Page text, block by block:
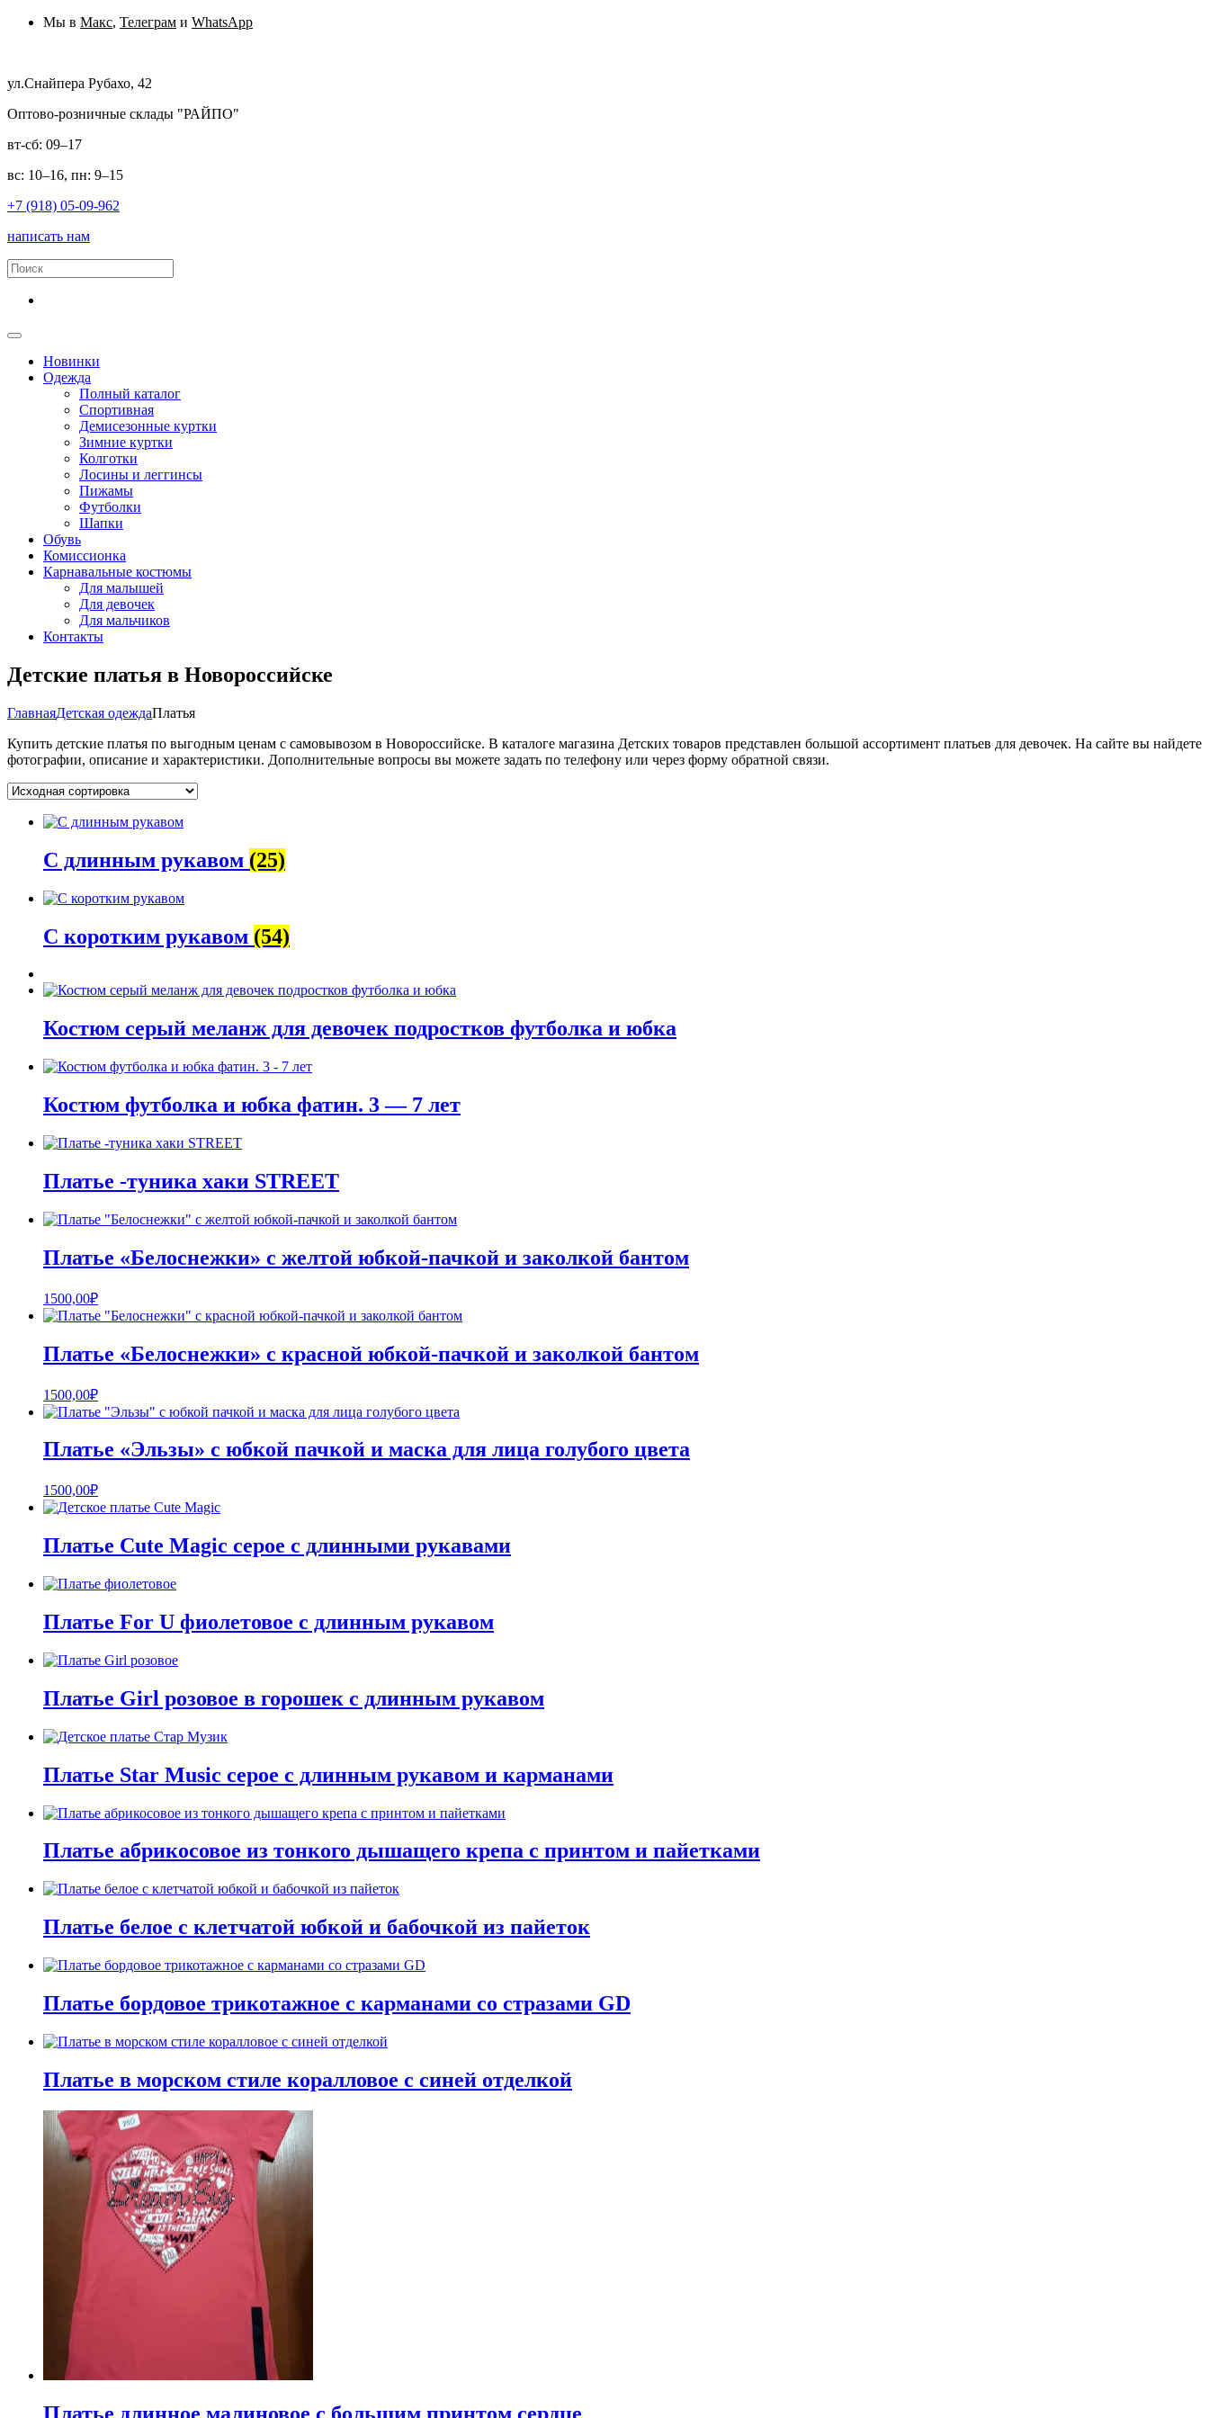
Мы в Макс, Телеграм и WhatsApp
ул.Снайпера Рубахо, 42
Оптово-розничные склады "РАЙПО"
вт-сб: 09–17
вс: 10–16, пн: 9–15
+7 (918) 05-09-962
написать нам
Новинки
Одежда
Полный каталог
Спортивная
Демисезонные куртки
Зимние куртки
Колготки
Лосины и леггинсы
Пижамы
Футболки
Шапки
Обувь
Комиссионка
Карнавальные костюмы
Для малышей
Для девочек
Для мальчиков
Контакты
Детские платья в Новороссийске
ГлавнаяДетская одеждаПлатья
Купить детские платья по выгодным ценам с самовывозом в Новороссийске. В каталоге магазина Детских товаров представлен большой ассортимент платьев для девочек. На сайте вы найдете
фотографии, описание и характеристики. Дополнительные вопросы вы можете задать по телефону или через форму обратной связи.
С длинным рукавом (25)
С коротким рукавом (54)
Костюм серый меланж для девочек подростков футболка и юбка
Костюм футболка и юбка фатин. 3 — 7 лет
Платье -туника хаки STREET
Платье «Белоснежки» с желтой юбкой-пачкой и заколкой бантом
1500,00₽
Платье «Белоснежки» с красной юбкой-пачкой и заколкой бантом
1500,00₽
Платье «Эльзы» с юбкой пачкой и маска для лица голубого цвета
1500,00₽
Платье Cute Magic серое с длинными рукавами
Платье For U фиолетовое с длинным рукавом
Платье Girl розовое в горошек с длинным рукавом
Платье Star Music серое с длинным рукавом и карманами
Платье абрикосовое из тонкого дышащего крепа с принтом и пайетками
Платье белое с клетчатой юбкой и бабочкой из пайеток
Платье бордовое трикотажное с карманами со стразами GD
Платье в морском стиле коралловое с синей отделкой
Платье длинное малиновое с большим принтом сердце